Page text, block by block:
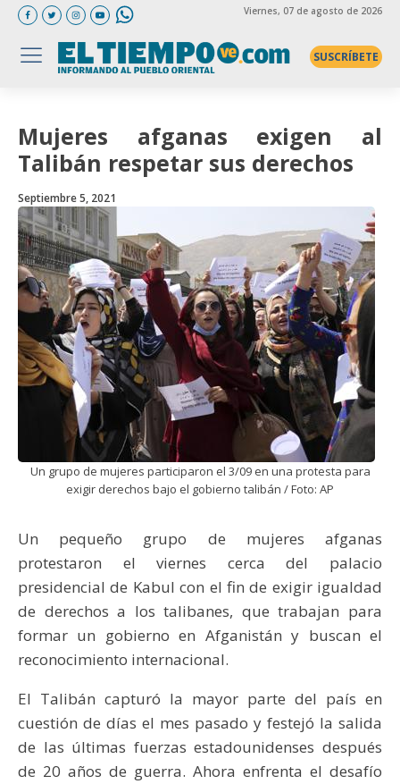
Viernes, 07 de agosto de 2026
SUSCRÍBETE
Mujeres afganas exigen al
Talibán respetar sus derechos
Septiembre 5, 2021
Un grupo de mujeres participaron el 3/09 en una protesta para
exigir derechos bajo el gobierno talibán / Foto: AP
Un pequeño grupo de mujeres afganas
protestaron el viernes cerca del palacio
presidencial de Kabul con el fin de exigir igualdad
de derechos a los talibanes, que trabajan para
formar un gobierno en Afganistán y buscan el
reconocimiento internacional.
El Talibán capturó la mayor parte del país en
cuestión de días el mes pasado y festejó la salida
de las últimas fuerzas estadounidenses después
de 20 años de guerra. Ahora enfrenta el desafío